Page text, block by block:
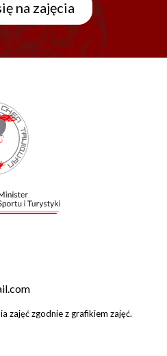
na zajęcia
zajęć zgodnie z grafikiem zajęć.